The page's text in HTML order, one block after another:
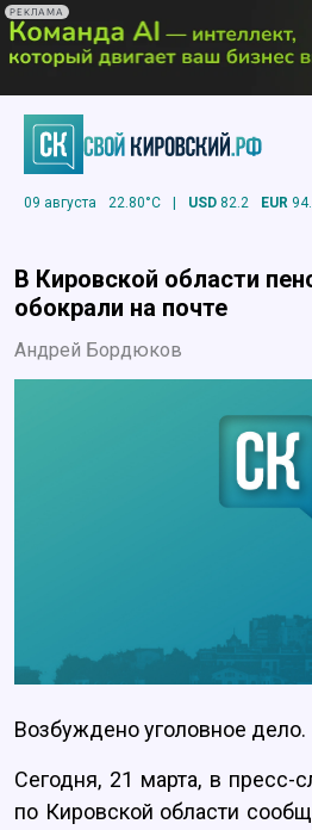
РЕКЛАМА
09 августа 22.80°C | USD 82.2 EUR
В Кировской области
обокрали на почте
Андрей Бордюков
Возбуждено уголовное дело.
Сегодня, 21 марта, в
по Кировской области